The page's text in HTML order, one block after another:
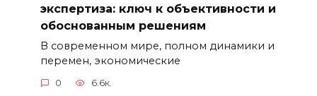
экспертиза: ключ к объективности и
обоснованным решениям
В современном мире, полном динамики и
перемен, экономические
0 6.6к.